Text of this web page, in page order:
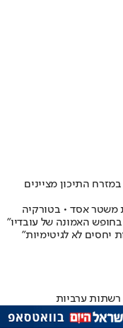
התיכון מציינים
משטר אסד • בטורקיה
האמונה של עובדיו"
יחסים לא לגיטימיות"
רשתות ערביות